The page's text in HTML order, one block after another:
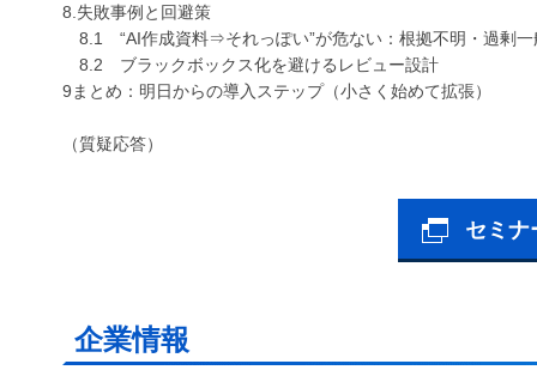
8.失敗事例と回避策
8.1 “AI作成資料⇒それっぽい”が危ない：根拠不明・過剰一
8.2 ブラックボックス化を避けるレビュー設計
9まとめ：明日からの導入ステップ（小さく始めて拡張）
（質疑応答）
セミナ
企業情報